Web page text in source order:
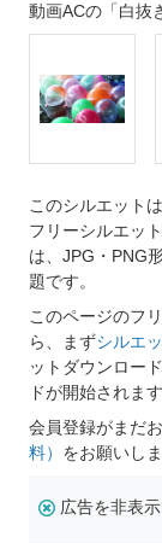
動画ACの「白抜
このシルエット
フリーシルエッ
は、JPG・PNG
題です。
このページのフ
ら、まずシルエ
ットダウンロー
ドが開始されます
会員登録がまだ
料） をお願いしま
広告を非表